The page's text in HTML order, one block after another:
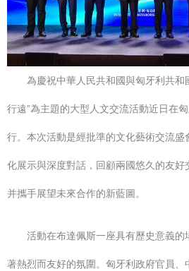
為慶祝中華人民共和國與匈牙利共和
行遠”為主題的大型人文交流活動近日在
行。本次活動是經批準的文化藝術交流盛
化展示與深度對話，回顧兩國悠久的友好
并攜手展望未來合作的新藍圖。
活動在布達佩斯一座具有歷史意義的
著熱烈而友好的氛圍。匈牙利政府官員、